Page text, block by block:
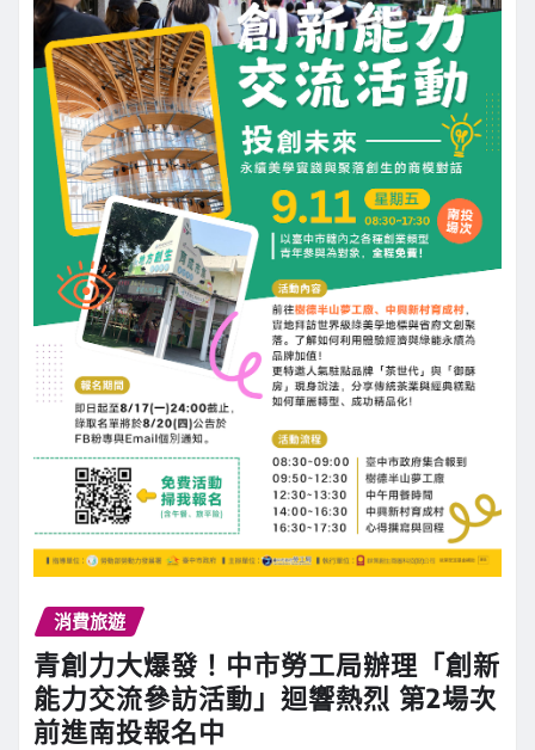
消費旅遊
青創力大爆發！中市勞工局辦理「創新
能力交流參訪活動」迴響熱烈 第2場次
前進南投報名中